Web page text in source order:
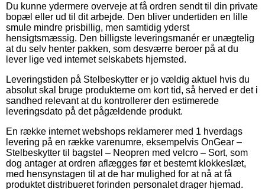
Du kunne ydermere overveje at få ordren sendt til din private
bopæl eller ud til dit arbejde. Den bliver undertiden en lille
smule mindre prisbillig, men samtidig yderst
hensigtsmæssig. Den billigste leveringsmanér er unægtelig
at du selv henter pakken, som desværre beroer på at du
lever lige ved internet selskabets hjemsted.
Leveringstiden på Stelbeskytter er jo vældig aktuel hvis du
absolut skal bruge produkterne om kort tid, så herved er det i
sandhed relevant at du kontrollerer den estimerede
leveringsdato på det pågældende produkt.
En række internet webshops reklamerer med 1 hverdags
levering på en række varenumre, eksempelvis OnGear –
Stelbeskytter til bagstel – Neopren med velcro – Sort, som
dog antager at ordren aflægges før et bestemt klokkeslæt,
med hensynstagen til at de har mulighed for at nå at få
produktet distribueret forinden personalet drager hjemad.